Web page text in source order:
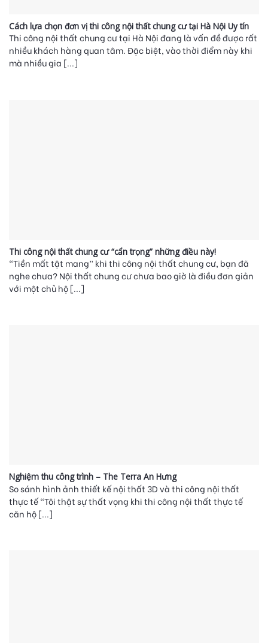
Cách lựa chọn đơn vị thi công nội thất chung cư tại Hà Nội Uy tín
Thi công nội thất chung cư tại Hà Nội đang là vấn đề được rất
nhiều khách hàng quan tâm. Đặc biệt, vào thời điểm này khi
mà nhiều gia [...]
Thi công nội thất chung cư “cẩn trọng” những điều này!
“Tiền mất tật mang” khi thi công nội thất chung cư, bạn đã
nghe chưa? Nội thất chung cư chưa bao giờ là điều đơn giản
với một chủ hộ [...]
Nghiệm thu công trình – The Terra An Hưng
So sánh hình ảnh thiết kế nội thất 3D và thi công nội thất
thực tế “Tôi thật sự thất vọng khi thi công nội thất thực tế
căn hộ [...]